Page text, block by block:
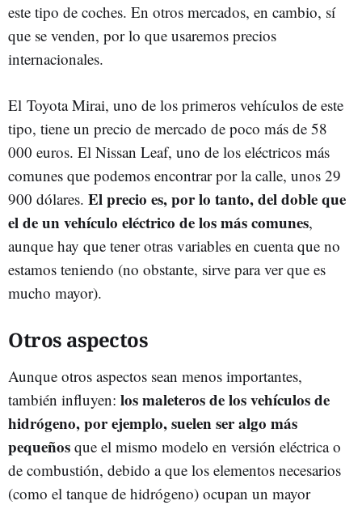
este tipo de coches. En otros mercados, en cambio, sí
que se venden, por lo que usaremos precios
internacionales.
El Toyota Mirai, uno de los primeros vehículos de este
tipo, tiene un precio de mercado de poco más de 58
000 euros. El Nissan Leaf, uno de los eléctricos más
comunes que podemos encontrar por la calle, unos 29
900 dólares. El precio es, por lo tanto, del doble que
el de un vehículo eléctrico de los más comunes,
aunque hay que tener otras variables en cuenta que no
estamos teniendo (no obstante, sirve para ver que es
mucho mayor).
Otros aspectos
Aunque otros aspectos sean menos importantes,
también influyen: los maleteros de los vehículos de
hidrógeno, por ejemplo, suelen ser algo más
pequeños que el mismo modelo en versión eléctrica o
de combustión, debido a que los elementos necesarios
(como el tanque de hidrógeno) ocupan un mayor